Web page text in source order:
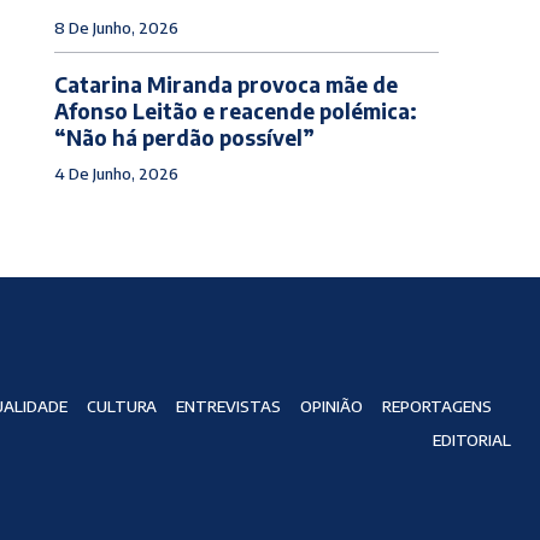
8 De Junho, 2026
Catarina Miranda provoca mãe de
Afonso Leitão e reacende polémica:
“Não há perdão possível”
4 De Junho, 2026
CULTURA ENTREVISTAS OPINIÃO
REPORTAGENS
EDITORIAL